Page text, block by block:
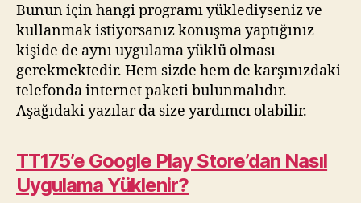
Bunun için hangi programı yüklediyseniz ve
kullanmak istiyorsanız konuşma yaptığınız
kişide de aynı uygulama yüklü olması
gerekmektedir. Hem sizde hem de karşınızdaki
telefonda internet paketi bulunmalıdır.
Aşağıdaki yazılar da size yardımcı olabilir.
TT175’e Google Play Store’dan Nasıl
Uygulama Yüklenir?